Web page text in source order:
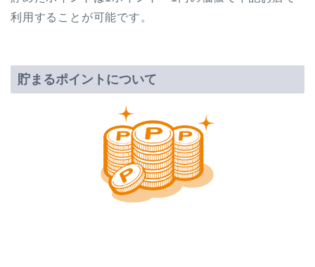
利用することが可能です。
貯まるポイントについて